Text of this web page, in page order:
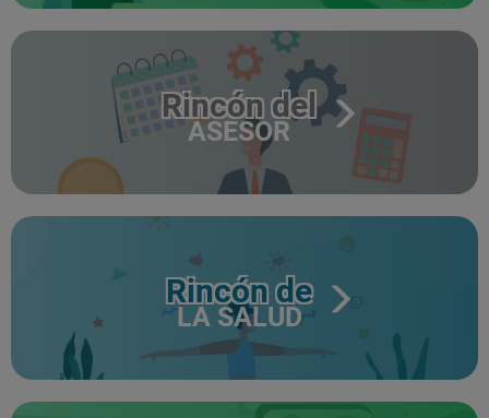
Rincón del
ASESOR
Rincón de
LA SALUD